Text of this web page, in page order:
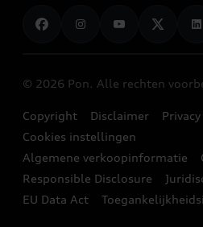
Zakelijk
Full Operational Lease
Financial Lease
Privé Financieren
Autoverzekering
Audi e-care
Schade en pech
Audi Originele Accessoires
Garantie
Werkplaatsafspraak
Kopen en afleveren
Updates nieuwe modellen
Tijdelijk aanbod
© 2026 Pon. Alle rechten
Copyright Disclaimer Privacy
Cookies instellingen
Algemene verkoopinformatie
Responsible Disclosure
EU Data Act